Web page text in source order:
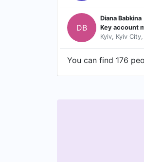
DB
Diana Babkina
Key account
Kyiv, Kyiv
You can find 176